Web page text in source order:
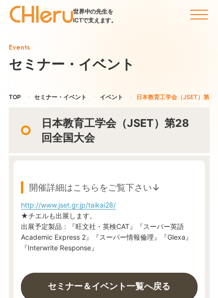
世界中の先生を
ICTで支えます。
Events
セミナー・イベント
TOP セミナー・イベント イベント 日本教育工学会（JSET）第
日本教育工学会（JSET）第28
回全国大会
開催詳細はこちらをご覧下さい↓
http://www.jset.gr.jp/taikai28/
★チエルも出展します。
出展予定製品：『旺文社・英検CAT』『スーパー英語
Academic Express 2』『スーパー情報倫理』『Glexa』
『Interwrite Response』
セミナー＆イベント一覧へ戻る